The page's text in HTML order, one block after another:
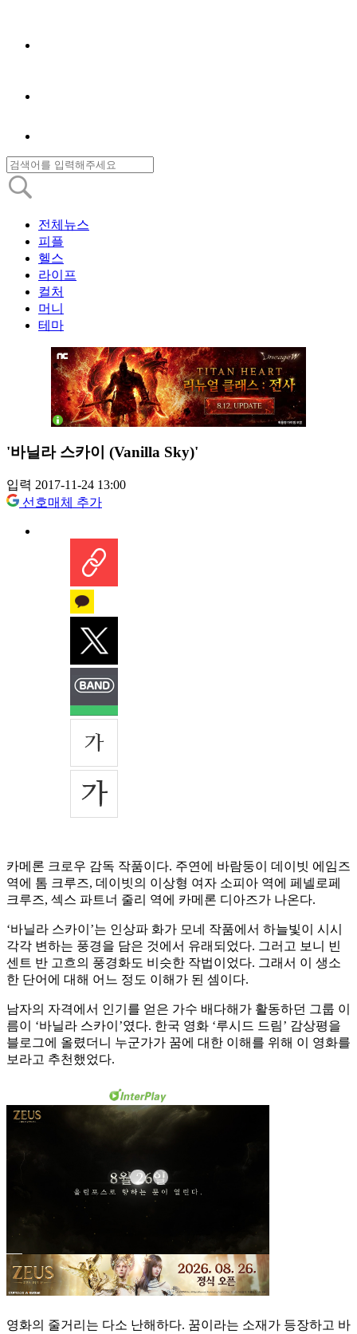
전체뉴스
피플
헬스
라이프
컬처
머니
테마
'바닐라 스카이 (Vanilla Sky)'
입력 2017-11-24 13:00
선호매체 추가
카메론 크로우 감독 작품이다. 주연에 바람둥이 데이빗 에임즈
역에 톰 크루즈, 데이빗의 이상형 여자 소피아 역에 페넬로페
크루즈, 섹스 파트너 줄리 역에 카메론 디아즈가 나온다.
‘바닐라 스카이’는 인상파 화가 모네 작품에서 하늘빛이 시시
각각 변하는 풍경을 담은 것에서 유래되었다. 그러고 보니 빈
센트 반 고흐의 풍경화도 비슷한 작법이었다. 그래서 이 생소
한 단어에 대해 어느 정도 이해가 된 셈이다.
남자의 자격에서 인기를 얻은 가수 배다해가 활동하던 그룹 이
름이 ‘바닐라 스카이’였다. 한국 영화 ‘루시드 드림’ 감상평을
블로그에 올렸더니 누군가가 꿈에 대한 이해를 위해 이 영화를
보라고 추천했었다.
영화의 줄거리는 다소 난해하다. 꿈이라는 소재가 등장하고 바